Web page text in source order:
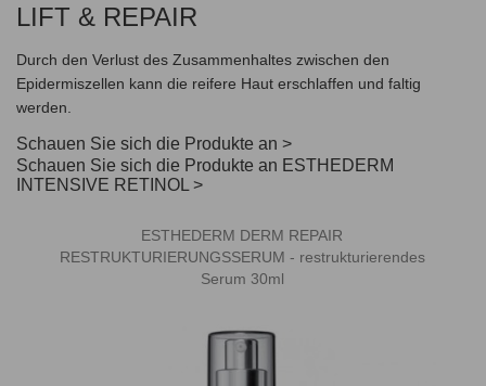
LIFT & REPAIR
Durch den Verlust des Zusammenhaltes zwischen den
Epidermiszellen kann die reifere Haut erschlaffen und faltig
werden.
Schauen Sie sich die Produkte an
Schauen Sie sich die Produkte an ESTHEDERM
INTENSIVE RETINOL
ESTHEDERM DERM REPAIR
RESTRUKTURIERUNGSSERUM - restrukturierendes
Serum 30ml